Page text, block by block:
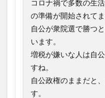
コロナ禍で多数の生
の準備が開始されてま
自公が衆院選で勝つ
います。
増税が嫌いな人は自
すね。
自公政権のままだと
す。